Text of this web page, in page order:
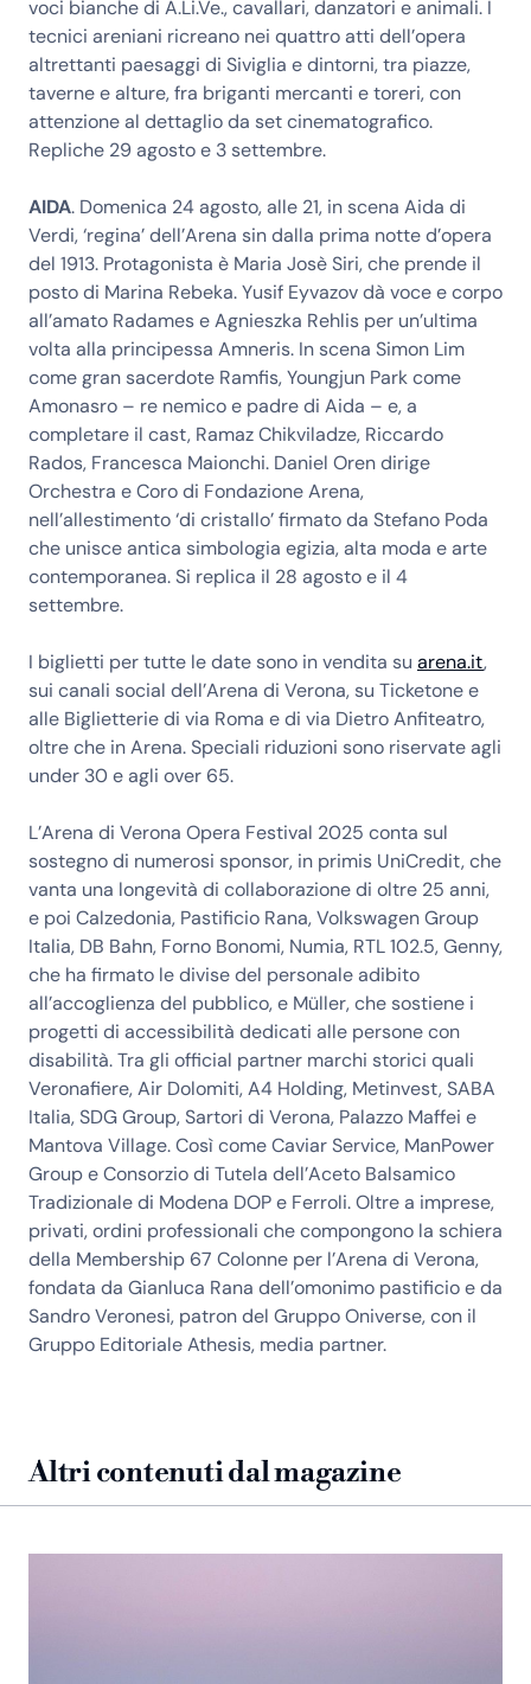
voci bianche di A.Li.Ve., cavallari, danzatori e animali. I
tecnici areniani ricreano nei quattro atti dell’opera
altrettanti paesaggi di Siviglia e dintorni, tra piazze,
taverne e alture, fra briganti mercanti e toreri, con
attenzione al dettaglio da set cinematografico.
Repliche 29 agosto e 3 settembre.
AIDA. Domenica 24 agosto, alle 21, in scena Aida di
Verdi, ‘regina’ dell’Arena sin dalla prima notte d’opera
del 1913. Protagonista è Maria Josè Siri, che prende il
posto di Marina Rebeka. Yusif Eyvazov dà voce e corpo
all’amato Radames e Agnieszka Rehlis per un’ultima
volta alla principessa Amneris. In scena Simon Lim
come gran sacerdote Ramfis, Youngjun Park come
Amonasro – re nemico e padre di Aida – e, a
completare il cast, Ramaz Chikviladze, Riccardo
Rados, Francesca Maionchi. Daniel Oren dirige
Orchestra e Coro di Fondazione Arena,
nell’allestimento ‘di cristallo’ firmato da Stefano Poda
che unisce antica simbologia egizia, alta moda e arte
contemporanea. Si replica il 28 agosto e il 4
settembre.
I biglietti per tutte le date sono in vendita su arena.it,
sui canali social dell’Arena di Verona, su Ticketone e
alle Biglietterie di via Roma e di via Dietro Anfiteatro,
oltre che in Arena. Speciali riduzioni sono riservate agli
under 30 e agli over 65.
L’Arena di Verona Opera Festival 2025 conta sul
sostegno di numerosi sponsor, in primis UniCredit, che
vanta una longevità di collaborazione di oltre 25 anni,
e poi Calzedonia, Pastificio Rana, Volkswagen Group
Italia, DB Bahn, Forno Bonomi, Numia, RTL 102.5, Genny,
che ha firmato le divise del personale adibito
all’accoglienza del pubblico, e Müller, che sostiene i
progetti di accessibilità dedicati alle persone con
disabilità. Tra gli official partner marchi storici quali
Veronafiere, Air Dolomiti, A4 Holding, Metinvest, SABA
Italia, SDG Group, Sartori di Verona, Palazzo Maffei e
Mantova Village. Così come Caviar Service, ManPower
Group e Consorzio di Tutela dell’Aceto Balsamico
Tradizionale di Modena DOP e Ferroli. Oltre a imprese,
privati, ordini professionali che compongono la schiera
della Membership 67 Colonne per l’Arena di Verona,
fondata da Gianluca Rana dell’omonimo pastificio e da
Sandro Veronesi, patron del Gruppo Oniverse, con il
Gruppo Editoriale Athesis, media partner.
Altri contenuti dal magazine